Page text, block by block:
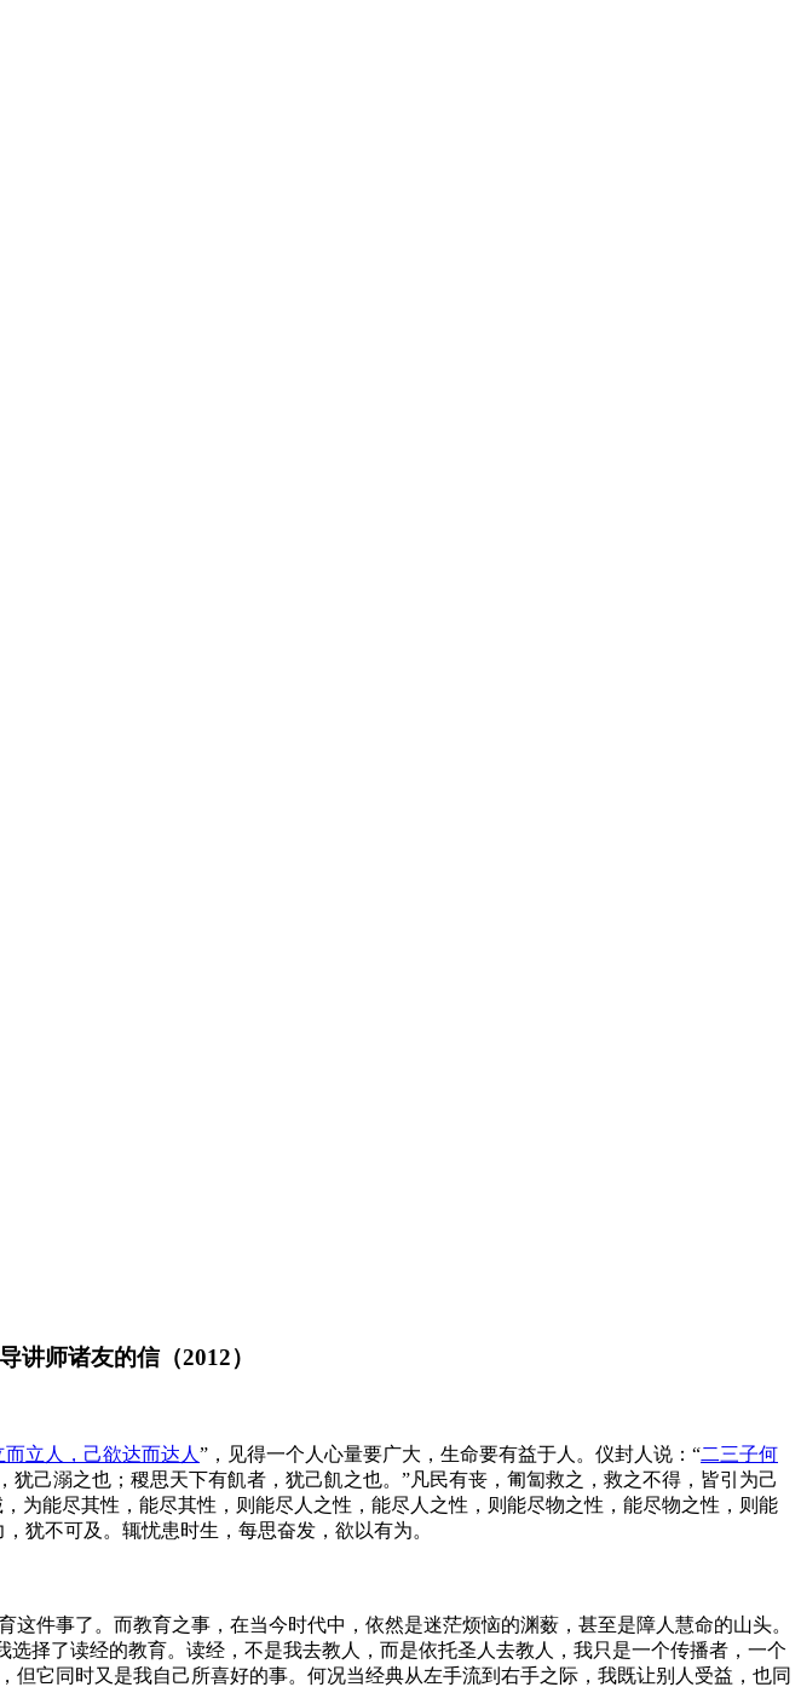
讲师诸友的信（2012）
而立人，己欲达而达人 ”，见得一个人心量要广大，生命要有益于人。仪封人说：“二三子何
己溺之也；稷思天下有飢者，犹己飢之也。”凡民有丧，匍匐救之，救之不得，皆引为己
为能尽其性，能尽其性，则能尽人之性，能尽人之性，则能尽物之性，能尽物之性，则能
犹不可及。辄忧患时生，每思奋发，欲以有为。
件事了。而教育之事，在当今时代中，依然是迷茫烦恼的渊薮，甚至是障人慧命的山头。
择了读经的教育。读经，不是我去教人，而是依托圣人去教人，我只是一个传播者，一个
它同时又是我自己所喜好的事。何况当经典从左手流到右手之际，我既让别人受益，也同